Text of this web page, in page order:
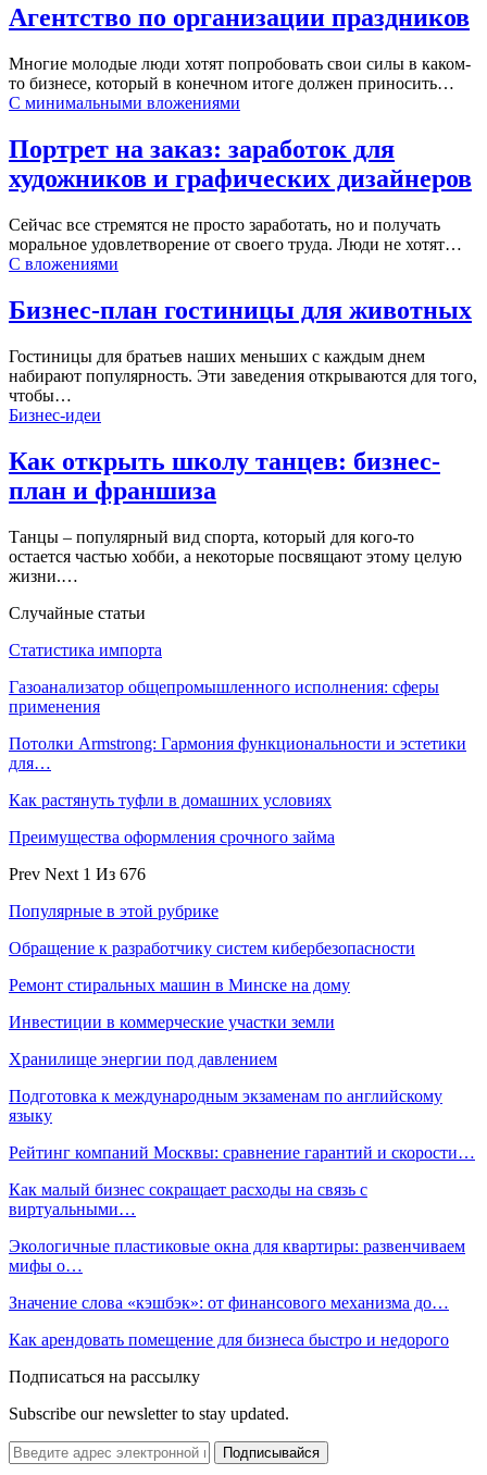
Агентство по организации праздников
Многие молодые люди хотят попробовать свои силы в каком-
то бизнесе, который в конечном итоге должен приносить…
С минимальными вложениями
Портрет на заказ: заработок для
художников и графических дизайнеров
Сейчас все стремятся не просто заработать, но и получать
моральное удовлетворение от своего труда. Люди не хотят…
С вложениями
Бизнес-план гостиницы для животных
Гостиницы для братьев наших меньших с каждым днем
набирают популярность. Эти заведения открываются для того,
чтобы…
Бизнес-идеи
Как открыть школу танцев: бизнес-
план и франшиза
Танцы – популярный вид спорта, который для кого-то
остается частью хобби, а некоторые посвящают этому целую
жизни.…
Случайные статьи
Статистика импорта
Газоанализатор общепромышленного исполнения: сферы
применения
Потолки Armstrong: Гармония функциональности и эстетики
для…
Как растянуть туфли в домашних условиях
Преимущества оформления срочного займа
Prev Next 1 Из 676
Популярные в этой рубрике
Обращение к разработчику систем кибербезопасности
Ремонт стиральных машин в Минске на дому
Инвестиции в коммерческие участки земли
Хранилище энергии под давлением
Подготовка к международным экзаменам по английскому
языку
Рейтинг компаний Москвы: сравнение гарантий и скорости…
Как малый бизнес сокращает расходы на связь с
виртуальными…
Экологичные пластиковые окна для квартиры: развенчиваем
мифы о…
Значение слова «кэшбэк»: от финансового механизма до…
Как арендовать помещение для бизнеса быстро и недорого
Подписаться на рассылку
Subscribe our newsletter to stay updated.
Подписывайся